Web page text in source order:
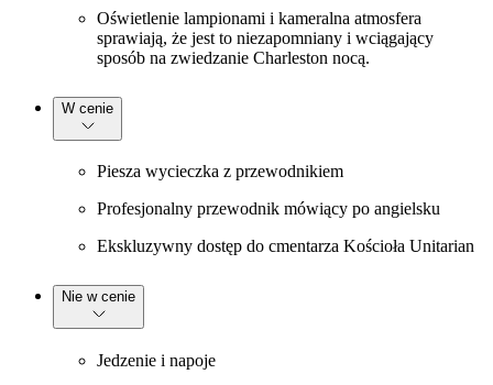
Oświetlenie lampionami i kameralna atmosfera
sprawiają, że jest to niezapomniany i wciągający
sposób na zwiedzanie Charleston nocą.
W cenie
Piesza wycieczka z przewodnikiem
Profesjonalny przewodnik mówiący po angielsku
Ekskluzywny dostęp do cmentarza Kościoła Unitarian
Nie w cenie
Jedzenie i napoje